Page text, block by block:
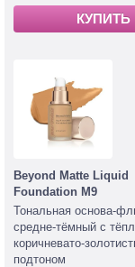
КУПИТЬ
Beyond Matte Liquid
Foundation M9
Тональная основа-
средне-тёмный с
коричневато-
подтоном